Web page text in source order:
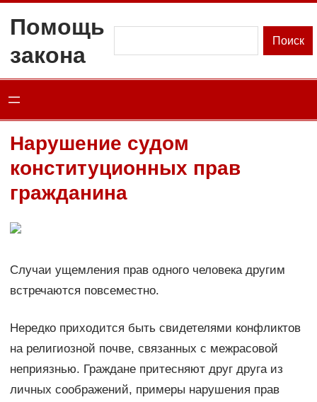
содержимому
Помощь
закона
Поиск
Нарушение судом
конституционных прав
гражданина
Случаи ущемления прав одного человека другим
встречаются повсеместно.
Нередко приходится быть свидетелями конфликтов
на религиозной почве, связанных с межрасовой
неприязнью. Граждане притесняют друг друга из
личных соображений, примеры нарушения прав